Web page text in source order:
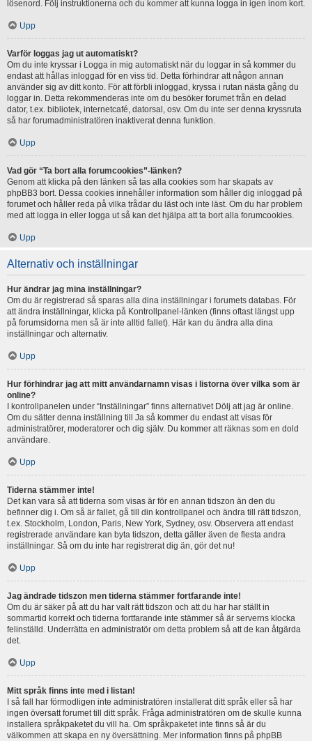
lösenord. Följ instruktionerna och du kommer att kunna logga in igen inom kort.
Upp
Varför loggas jag ut automatiskt?
Om du inte kryssar i Logga in mig automatiskt när du loggar in så kommer du
endast att hållas inloggad för en viss tid. Detta förhindrar att någon annan
använder sig av ditt konto. För att förbli inloggad, kryssa i rutan nästa gång du
loggar in. Detta rekommenderas inte om du besöker forumet från en delad
dator, t.ex. bibliotek, internetcafé, datorsal, osv. Om du inte ser denna kryssruta
så har forumadministratören inaktiverat denna funktion.
Upp
Vad gör “Ta bort alla forumcookies”-länken?
Genom att klicka på den länken så tas alla cookies som har skapats av
phpBB3 bort. Dessa cookies innehåller information som håller dig inloggad på
forumet och håller reda på vilka trådar du läst och inte läst. Om du har problem
med att logga in eller logga ut så kan det hjälpa att ta bort alla forumcookies.
Upp
Alternativ och inställningar
Hur ändrar jag mina inställningar?
Om du är registrerad så sparas alla dina inställningar i forumets databas. För
att ändra inställningar, klicka på Kontrollpanel-länken (finns oftast längst upp
på forumsidorna men så är inte alltid fallet). Här kan du ändra alla dina
inställningar och alternativ.
Upp
Hur förhindrar jag att mitt användarnamn visas i listorna över vilka som är
online?
I kontrollpanelen under “Inställningar” finns alternativet Dölj att jag är online.
Om du sätter denna inställning till Ja så kommer du endast att visas för
administratörer, moderatorer och dig själv. Du kommer att räknas som en dold
användare.
Upp
Tiderna stämmer inte!
Det kan vara så att tiderna som visas är för en annan tidszon än den du
befinner dig i. Om så är fallet, gå till din kontrollpanel och ändra till rätt tidszon,
t.ex. Stockholm, London, Paris, New York, Sydney, osv. Observera att endast
registrerade användare kan byta tidszon, detta gäller även de flesta andra
inställningar. Så om du inte har registrerat dig än, gör det nu!
Upp
Jag ändrade tidszon men tiderna stämmer fortfarande inte!
Om du är säker på att du har valt rätt tidszon och att du har har ställt in
sommartid korrekt och tiderna fortfarande inte stämmer så är serverns klocka
felinställd. Underrätta en administratör om detta problem så att de kan åtgärda
det.
Upp
Mitt språk finns inte med i listan!
I så fall har förmodligen inte administratören installerat ditt språk eller så har
ingen översatt forumet till ditt språk. Fråga administratören om de skulle kunna
installera språkpaketet du vill ha. Om språkpaketet inte finns så är du
välkommen att skapa en ny översättning. Mer information finns på phpBB